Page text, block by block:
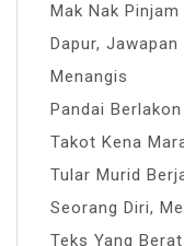
Mak Nak
Dapur,
Menangis
Pandai
Takot Kena
Tular Murid
Seorang Diri,
Teks Yang